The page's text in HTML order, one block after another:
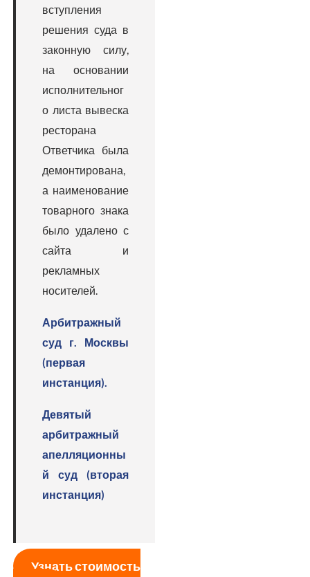
вступления
решения суда в
законную силу,
на основании
исполнительног
о листа вывеска
ресторана
Ответчика была
демонтирована,
а наименование
товарного знака
было удалено с
сайта и
рекламных
носителей.
Арбитражный
суд г. Москвы
(первая
инстанция).
Девятый
арбитражный
апелляционны
й суд (вторая
инстанция)
Узнать стоимость